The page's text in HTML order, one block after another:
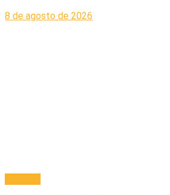
8 de agosto de 2026